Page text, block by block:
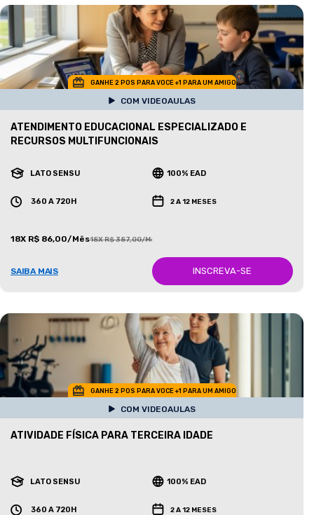
GANHE 2 POS PARA VOCE +1 PARA UM AMIGO
COM VIDEOAULAS
ATENDIMENTO EDUCACIONAL ESPECIALIZADO E
RECURSOS MULTIFUNCIONAIS
LATO SENSU 100% EAD
360 A 720H 2 A 12 MESES
18X R$ 86,00/Mês18X R$ 387,00/Mês
SAIBA MAIS INSCREVA-SE
GANHE 2 POS PARA VOCE +1 PARA UM AMIGO
COM VIDEOAULAS
ATIVIDADE FÍSICA PARA TERCEIRA IDADE
LATO SENSU 100% EAD
360 A 720H 2 A 12 MESES